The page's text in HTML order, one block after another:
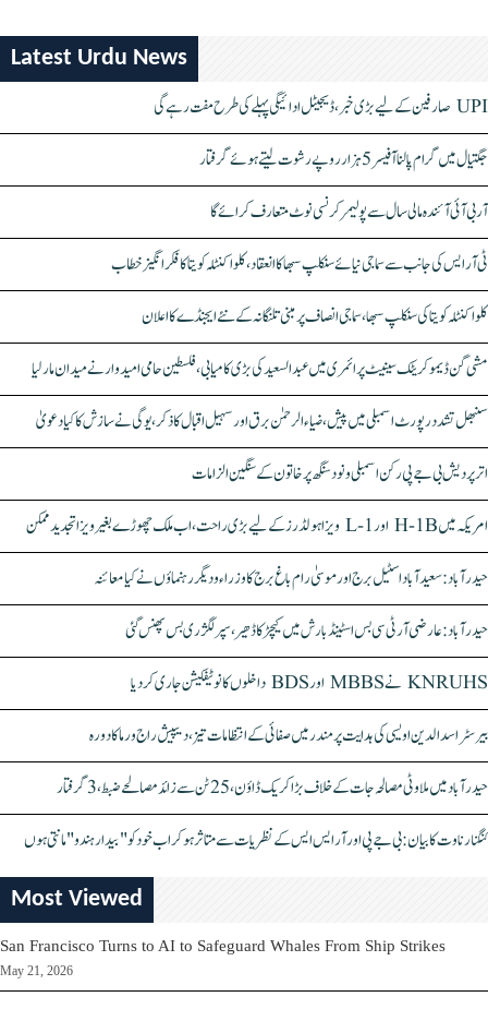
Latest Urdu News
UPI صارفین کے لیے بڑی خبر، ڈیجیٹل ادائیگی پہلے کی طرح مفت رہے گی
جگتیال میں گرام پالنا آفیسر 5 ہزار روپے رشوت لیتے ہوئے گرفتار
آر بی آئی آئندہ مالی سال سے پولیمر کرنسی نوٹ متعارف کرائے گا
ٹی آر ایس کی جانب سے سماجی نیائے سنکلپ سبھا کا انعقاد، کلواکنٹلہ کویتا کا فکر انگیز خطاب
کلواکنٹلہ کویتا کی سنکلپ سبھا، سماجی انصاف پر مبنی تلنگانہ کے نئے ایجنڈے کا اعلان
مشی گن ڈیموکریٹک سینیٹ پرائمری میں عبدالسعید کی بڑی کامیابی، فلسطین حامی امیدوار نے میدان مار لیا
سنبھل تشدد رپورٹ اسمبلی میں پیش، ضیاء الرحمٰن برق اور سہیل اقبال کا ذکر، یوگی نے سازش کا کیا دعویٰ
اتر پردیش بی جے پی رکن اسمبلی ونود سنگھ پر خاتون کے سنگین الزامات
امریکہ میں H-1B اور L-1 ویزا ہولڈرز کے لیے بڑی راحت، اب ملک چھوڑے بغیر ویزا تجدید ممکن
حیدرآباد: سعیدآباد اسٹیل برج اور موسیٰ رام باغ برج کا وزراء و دیگر رہنماؤں نے کیا معائنہ
حیدرآباد: عارضی آر ٹی سی بس اسٹینڈ بارش میں کیچڑ کا ڈھیر، سپر لگژری بس پھنس گئی
KNRUHS نے MBBS اور BDS داخلوں کا نوٹیفکیشن جاری کر دیا
بیرسٹر اسدالدین اویسی کی ہدایت پر مندر میں صفائی کے انتظامات تیز، دیپیش راج ورما کا دورہ
حیدرآباد میں ملاوٹی مصالحہ جات کے خلاف بڑا کریک ڈاؤن، 25 ٹن سے زائد مصالحے ضبط، 3 گرفتار
کنگنا رناوت کا بیان: بی جے پی اور آر ایس ایس کے نظریات سے متاثر ہو کر اب خود کو "بیدار ہندو" مانتی ہوں
Most Viewed
San Francisco Turns to AI to Safeguard Whales From Ship Strikes
May 21, 2026